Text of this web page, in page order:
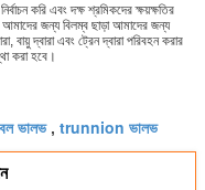
করি এবং দক্ষ শ্রমিকদের ক্ষয়ক্ষতির
আমাদের জন্য বিলম্ব ছাড়া আমাদের জন্য
বায়ু দ্বারা এবং ট্রেন দ্বারা পরিবহন করার
করা হবে।
ভালভ, trunnion ভালভ